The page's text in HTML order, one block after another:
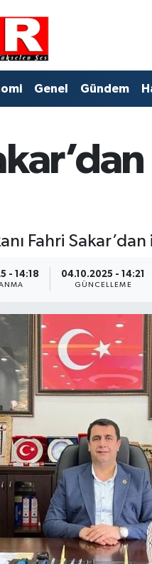
Genel Gündem
Fahri
- 14:18 04.10.2025 - 14:21
GÜNCELLEME